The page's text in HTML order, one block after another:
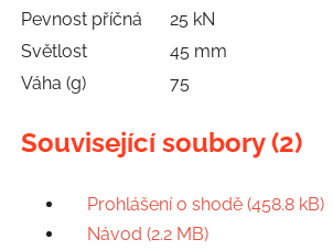
Pevnost příčná
25 kN
Světlost
45 mm
Váha (g)
75
Související soubory (2)
Prohlášení o shodě (458.8 kB)
Návod (2.2 MB)